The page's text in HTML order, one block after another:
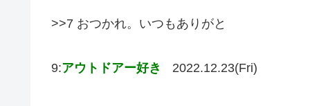
>>7 おつかれ。いつもありがと
9:アウトドアー好き 2022.12.23(Fri)